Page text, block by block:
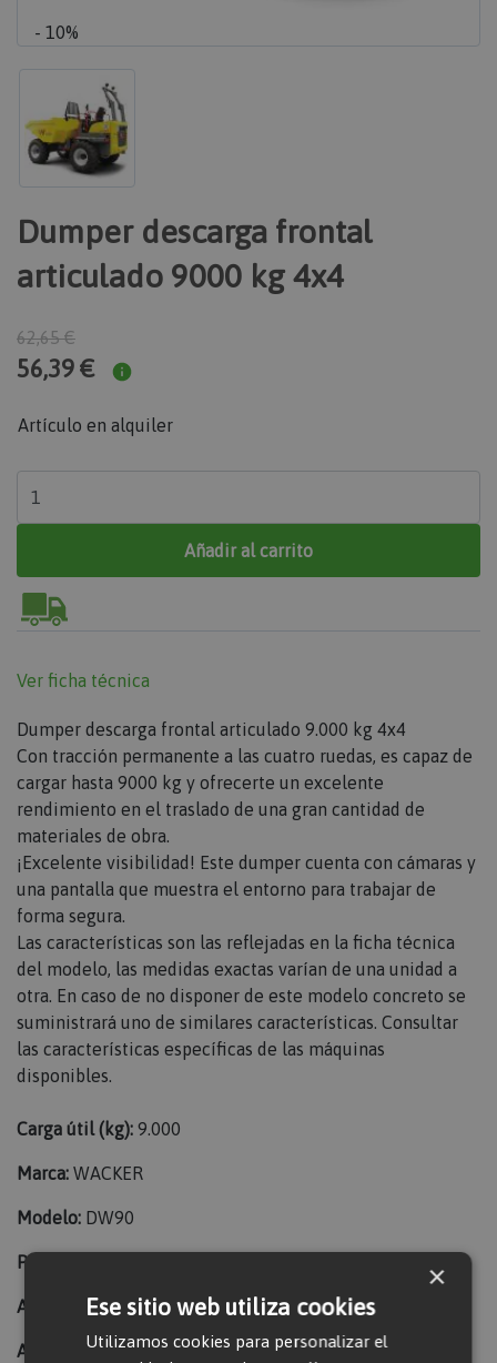
- 10%
Dumper descarga frontal
articulado 9000 kg 4x4
62,65 €
56,39 €
Artículo en alquiler
Añadir al carrito
Ver ficha técnica
Dumper descarga frontal articulado 9.000 kg 4x4
Con tracción permanente a las cuatro ruedas, es capaz de
cargar hasta 9000 kg y ofrecerte un excelente
rendimiento en el traslado de una gran cantidad de
materiales de obra.
¡Excelente visibilidad! Este dumper cuenta con cámaras y
una pantalla que muestra el entorno para trabajar de
forma segura.
Las características son las reflejadas en la ficha técnica
del modelo, las medidas exactas varían de una unidad a
otra. En caso de no disponer de este modelo concreto se
suministrará uno de similares características. Consultar
las características específicas de las máquinas
disponibles.
Carga útil (kg): 9.000
Marca: WACKER
Modelo: DW90
Peso (kg):
Altura de la máquina (mm):3375
Ancho (mm):2420
×
Ese sitio web utiliza cookies
Utilizamos cookies para personalizar el